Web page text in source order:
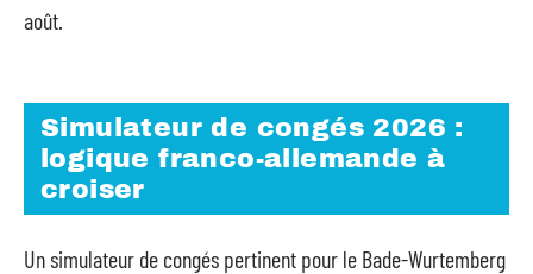
août.
Simulateur de congés 2026 :
logique franco-allemande à
croiser
Un simulateur de congés pertinent pour le Bade-Wurtemberg